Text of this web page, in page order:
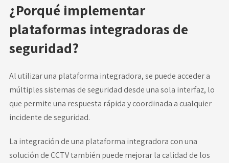
¿Porqué implementar
plataformas integradoras de
seguridad?
Al utilizar una plataforma integradora, se puede acceder a
múltiples sistemas de seguridad desde una sola interfaz, lo
que permite una respuesta rápida y coordinada a cualquier
incidente de seguridad.
La integración de una plataforma integradora con una
solución de CCTV también puede mejorar la calidad de los